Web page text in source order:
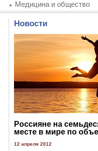
Медицина и общество
Новости
Россияне на
месте в мире по
12 апреля 2012